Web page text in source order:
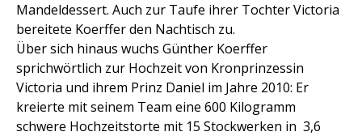
Mandeldessert. Auch zur Taufe ihrer Tochter Victoria
bereitete Koerffer den Nachtisch zu.
Über sich hinaus wuchs Günther Koerffer
sprichwörtlich zur Hochzeit von Kronprinzessin
Victoria und ihrem Prinz Daniel im Jahre 2010: Er
kreierte mit seinem Team eine 600 Kilogramm
schwere Hochzeitstorte mit 15 Stockwerken in 3,6